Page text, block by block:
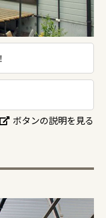
ボタンの説明を見る